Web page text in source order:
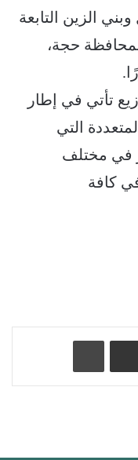
الزين التابعة
حجة،
تأتي في إطار
التي
في مختلف
كافة